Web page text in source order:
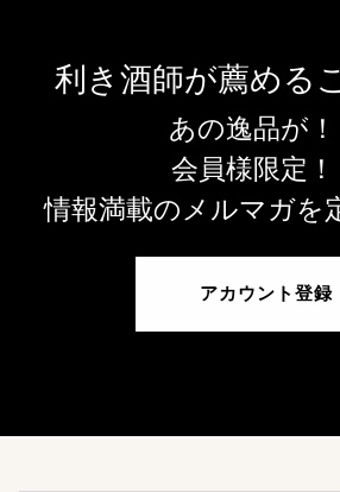
利き酒師が薦める
あの逸品が！
会員様限定
情報満載のメルマガを
アカウント登録